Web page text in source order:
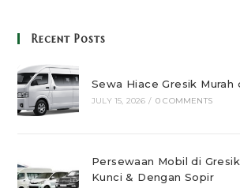
Recent Posts
Sewa Hiace Gresik Murah
JULY 15, 2026 / 0 COMMENTS
Persewaan Mobil di
Kunci & Dengan Sopir